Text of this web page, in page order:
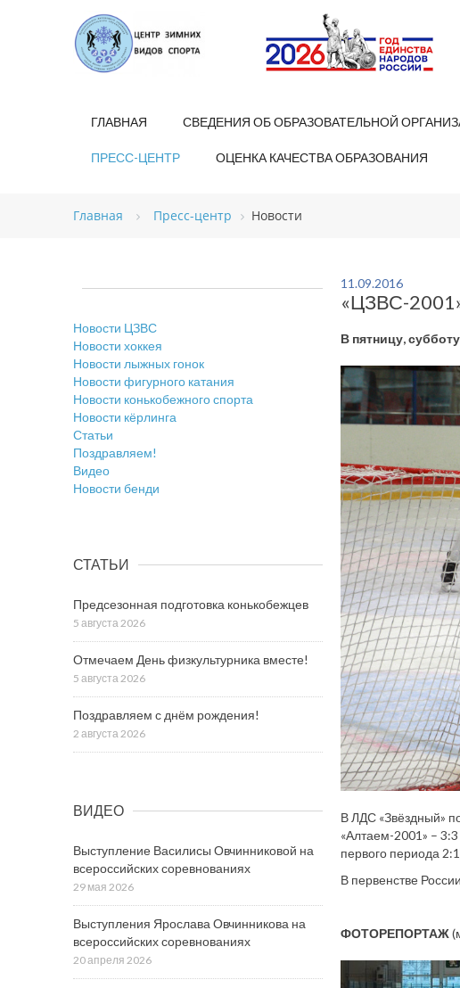
ГЛАВНАЯ СВЕДЕНИЯ ОБ ОБРАЗОВАТЕЛЬНОЙ
ПРЕСС-ЦЕНТР ОЦЕНКА КАЧЕСТВА ОБРАЗОВАНИЯ
Главная Пресс-центр Новости
11.09.2016
«ЦЗВС-
В пятницу,
В ЛДС «Звёздный»
«Алтаем-2001» –
первого периода
В первенстве
ФОТОРЕПОРТАЖ
Новости ЦЗВС
Новости хоккея
Новости лыжных гонок
Новости фигурного катания
Новости конькобежного спорта
Новости кёрлинга
Статьи
Поздравляем!
Видео
Новости бенди
СТАТЬИ
Предсезонная подготовка конькобежцев
5 августа 2026
Отмечаем День физкультурника вместе!
5 августа 2026
Поздравляем с днём рождения!
2 августа 2026
ВИДЕО
Выступление Василисы Овчинниковой на
всероссийских соревнованиях
29 мая 2026
Выступления Ярослава Овчинникова на
всероссийских соревнованиях
20 апреля 2026